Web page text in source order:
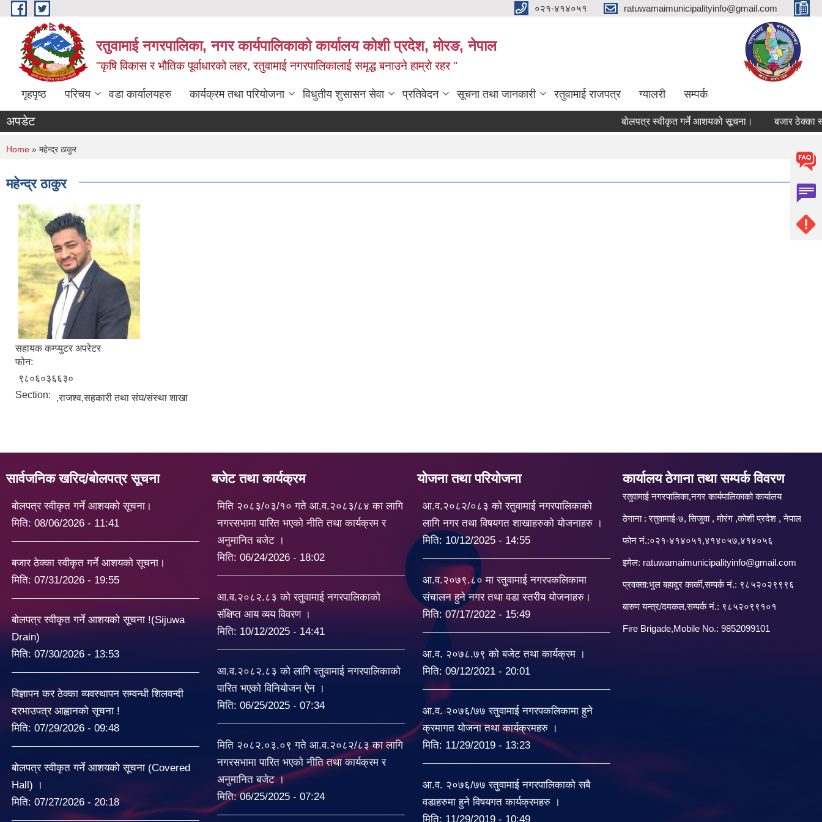
Skip to main content ०२१-४१४०५१ ratuwamaimunicipalityinfo@gmail.com
रतुवामाई नगरपालिका, नगर कार्यपालिकाको कार्यालय कोशी प्रदेश, मोरङ, नेपाल
"कृषि विकास र भौतिक पूर्वाधारको लहर, रतुवामाई नगरपालिकालाई समृद्ध बनाउने हाम्रो रहर "
गृहपृष्ठ परिचय वडा कार्यालयहरु कार्यक्रम तथा परियोजना विधुतीय शुसासन सेवा प्रतिवेदन सूचना तथा जानकारी रतुवामाई राजपत्र ग्यालरी सम्पर्क
अपडेट बोलपत्र स्वीकृत गर्ने आशयको सूचना। बजार ठेक्का
You are here
Home » महेन्द्र ठाकुर
महेन्द्र ठाकुर
सहायक कम्प्युटर अपरेटर
फोन:
९८०६०३६६३०
Section:
,राजश्व,सहकारी तथा संघ/संस्था शाखा
सार्वजनिक खरिद/बोलपत्र सूचना
बोलपत्र स्वीकृत गर्ने आशयको सूचना।
मिति: 08/06/2026 - 11:41
बजार ठेक्का स्वीकृत गर्ने आशयको सूचना।
मिति: 07/31/2026 - 19:55
बोलपत्र स्वीकृत गर्ने आशयको सूचना !(Sijuwa
Drain)
मिति: 07/30/2026 - 13:53
विज्ञापन कर ठेक्का व्यवस्थापन सम्वन्धी शिलवन्दी
दरभाउपत्र आह्वानको सूचना !
मिति: 07/29/2026 - 09:48
बोलपत्र स्वीकृत गर्ने आशयको सूचना (Covered
Hall) ।
मिति: 07/27/2026 - 20:18
बजेट तथा कार्यक्रम
मिति २०८३/०३/१० गते आ.व.२०८३/८४ का लागि
नगरसभामा पारित भएको नीति तथा कार्यक्रम र
अनुमानित बजेट ।
मिति: 06/24/2026 - 18:02
आ.व.२०८२.८३ को रतुवामाई नगरपालिकाको
संक्षिप्त आय व्यय विवरण ।
मिति: 10/12/2025 - 14:41
आ.व.२०८२.८३ को लागि रतुवामाई नगरपालिकाको
पारित भएको विनियोजन ऐन ।
मिति: 06/25/2025 - 07:34
मिति २०८२.०३.०९ गते आ.व.२०८२/८३ का लागि
नगरसभामा पारित भएको नीति तथा कार्यक्रम र
अनुमानित बजेट ।
मिति:06/25/2025 - 07:24
योजना तथा परियोजना
आ.व.२०८२/०८३ को रतुवामाई नगरपालिकाको
लागि नगर तथा विषयगत शाखाहरुको योजनाहरु ।
मिति: 10/12/2025 - 14:55
आ.व.२०७९.८० मा रतुवामाई नगरपकलिकामा
संचालन हुने नगर तथा वडा स्तरीय योजनाहरु।
मिति:07/17/2022 - 15:49
आ.व. २०७८.७९ को बजेट तथा कार्यक्रम ।
मिति: 09/12/2021 - 20:01
आ.व. २०७६/७७ रतुवामाई नगरपकलिकामा हुने
क्रमागत योजना तथा कार्यक्रमहरु ।
मिति: 11/29/2019 - 13:23
आ.व. २०७६/७७ रतुवामाई नगरपालिकाको सबै
वडाहरुमा हुने विषयगत कार्यक्रमहरु ।
मिति: 11/29/2019 - 10:49
कार्यालय ठेगाना तथा सम्पर्क विवरण
रतुवामाई नगरपालिका,नगर कार्यपालिकाको कार्यालय
ठेगाना : रतुवामाई-७, सिजुवा , मोरंग ,कोशी प्रदेश , नेपाल
फोन नं.:०२१-४१४०५१,४१४०५७,४१४०५६
इमेल: ratuwamaimunicipalityinfo@gmail.com
प्रवक्ता:भुल बहादुर कार्की,सम्पर्क नं.: ९८५२०२९९९६
बारु‌ण यन्त्र/दमकल,सम्पर्क नं.: ९८५२०९९१०१
Fire Brigade,Mobile No.: 9852099101